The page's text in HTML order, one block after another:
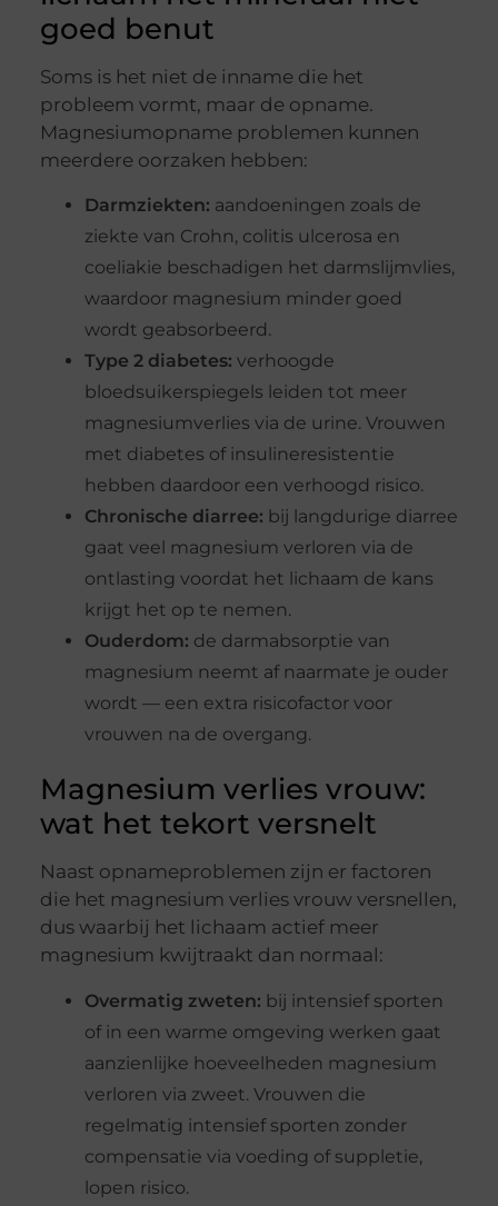
goed benut
Soms is het niet de inname die het
probleem vormt, maar de opname.
Magnesiumopname problemen kunnen
meerdere oorzaken hebben:
Darmziekten: aandoeningen zoals de
ziekte van Crohn, colitis ulcerosa en
coeliakie beschadigen het darmslijmvlies,
waardoor magnesium minder goed
wordt geabsorbeerd.
Type 2 diabetes: verhoogde
bloedsuikerspiegels leiden tot meer
magnesiumverlies via de urine. Vrouwen
met diabetes of insulineresistentie
hebben daardoor een verhoogd risico.
Chronische diarree: bij langdurige diarree
gaat veel magnesium verloren via de
ontlasting voordat het lichaam de kans
krijgt het op te nemen.
Ouderdom: de darmabsorptie van
magnesium neemt af naarmate je ouder
wordt — een extra risicofactor voor
vrouwen na de overgang.
Magnesium verlies vrouw:
wat het tekort versnelt
Naast opnameproblemen zijn er factoren
die het magnesium verlies vrouw versnellen,
dus waarbij het lichaam actief meer
magnesium kwijtraakt dan normaal:
Overmatig zweten: bij intensief sporten
of in een warme omgeving werken gaat
aanzienlijke hoeveelheden magnesium
verloren via zweet. Vrouwen die
regelmatig intensief sporten zonder
compensatie via voeding of suppletie,
lopen risico.